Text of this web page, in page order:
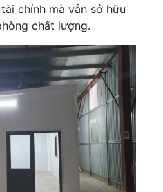
chính mà vẫn sở hữu
chất lượng.